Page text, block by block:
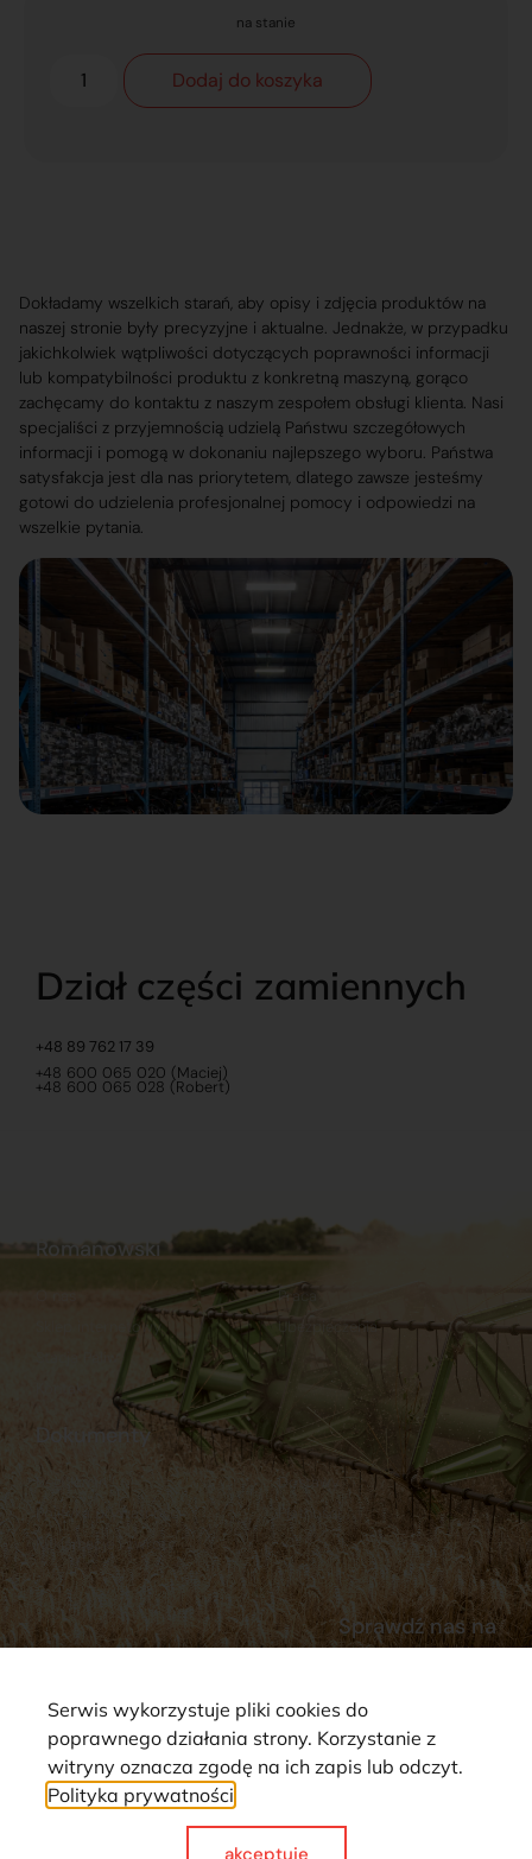
na stanie
Dodaj do koszyka
Dokładamy wszelkich starań, aby opisy i zdjęcia produktów na
naszej stronie były precyzyjne i aktualne. Jednakże, w przypadku
jakichkolwiek wątpliwości dotyczących poprawności informacji
lub kompatybilności produktu z konkretną maszyną, gorąco
zachęcamy do kontaktu z naszym zespołem obsługi klienta. Nasi
specjaliści z przyjemnością udzielą Państwu szczegółowych
informacji i pomogą w dokonaniu najlepszego wyboru. Państwa
satysfakcja jest dla nas priorytetem, dlatego zawsze jesteśmy
gotowi do udzielenia profesjonalnej pomocy i odpowiedzi na
wszelkie pytania.
Dział części zamiennych
+48 89 762 17 39
+48 600 065 020 (Maciej)
+48 600 065 028 (Robert)
Dokumenty
Regulamin
Polityka prywatności
Reklamacje i zwroty
Dostawy
Płatności
Romanowski
Sklep internetowy
Praca
Ubezpieczenia
Sprawdź nas na
Strona wykorzystuje pliki cookie. Wszystkie prawa zastrzeżone ©
Serwis wykorzystuje pliki cookies do
poprawnego działania strony. Korzystanie z
witryny oznacza zgodę na ich zapis lub odczyt.
Polityka prywatności
akceptuje